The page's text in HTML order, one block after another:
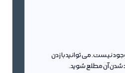
نیست. می توانید با زدن
شدن آن مطلع شوید.